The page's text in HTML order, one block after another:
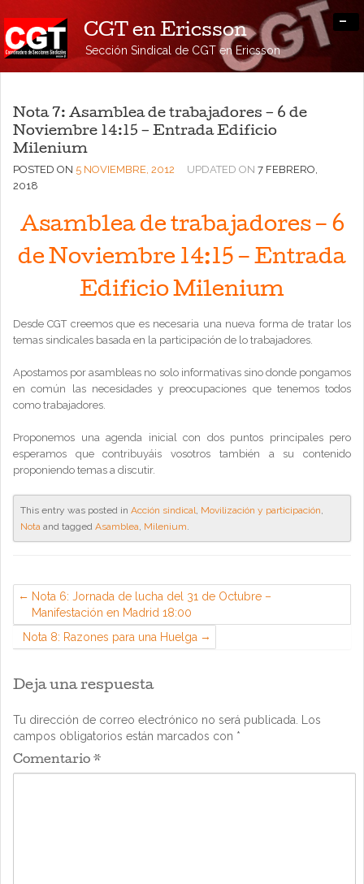
CGT en Ericsson
Sección Sindical de CGT en Ericsson
-
Nota 7: Asamblea de trabajadores – 6 de
Noviembre 14:15 – Entrada Edificio
Milenium
POSTED ON 5 NOVIEMBRE, 2012 UPDATED ON 7 FEBRERO,
2018
Asamblea de trabajadores – 6
de Noviembre 14:15 – Entrada
Edificio Milenium
Desde CGT creemos que es necesaria una nueva forma de tratar los
temas sindicales basada en la participación de lo trabajadores.
Apostamos por asambleas no solo informativas sino donde pongamos
en común las necesidades y preocupaciones que tenemos todos
como trabajadores.
Proponemos una agenda inicial con dos puntos principales pero
esperamos que contribuyáis vosotros también a su contenido
proponiendo temas a discutir.
This entry was posted in Acción sindical, Movilización y participación,
Nota and tagged Asamblea, Milenium.
Nota 6: Jornada de lucha del 31 de Octubre –
Manifestación en Madrid 18:00
Nota 8: Razones para una Huelga
Deja una respuesta
Tu dirección de correo electrónico no será publicada.
Los
campos obligatorios están marcados con *
Comentario *